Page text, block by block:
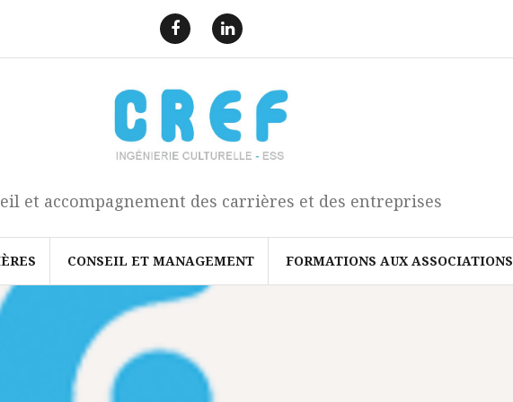
a
c
b
o
k
i
k
e
d
I
n
et accompagnement des carrières et des entreprises
CONSEIL ET MANAGEMENT FORMATIONS AUX ASSOCIATIONS